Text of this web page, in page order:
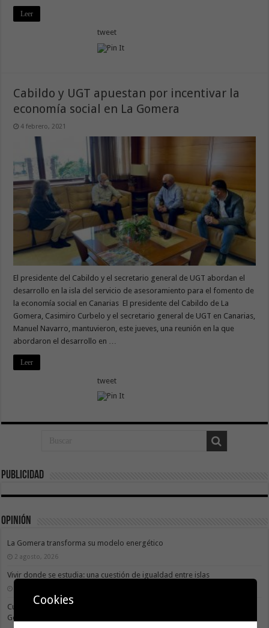
Leer
tweet
Cabildo y UGT apuestan por incentivar la
economía social en La Gomera
4 febrero, 2021
El presidente del Cabildo y el secretario general de UGT abordan el
desarrollo en la isla del servicio de asesoramiento para el fomento de
la economía social en Canarias El presidente del Cabildo de La
Gomera, Casimiro Curbelo y el secretario general de UGT en Canarias,
Manuel Navarro, mantuvieron, este jueves, una reunión en la que
abordaron el desarrollo en …
Leer
tweet
Publicidad
Opinión
La Gomera transforma su modelo energético
2 agosto, 2026
Vivir donde se estudia: una cuestión de igualdad entre islas
Cuidar es avanzar: el escudo social que sostiene el progreso de La
Gomera
Cookies